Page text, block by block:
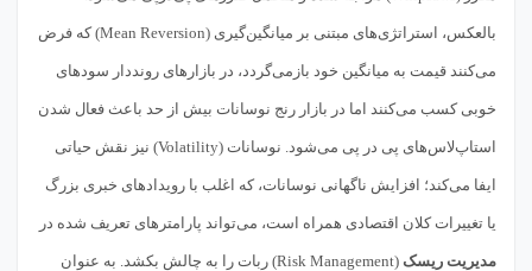
بالعکس، استراتژی‌های مبتنی بر میانگین‌گیری (Mean Reversion) که فرض
می‌کنند قیمت به میانگین خود بازمی‌گردد، در بازارهای رونددار سودهای
خوبی کسب می‌کنند اما در بازار رنج نوسانات بیش از حد باعث فعال شدن
استاپ‌لاس‌های پی در پی می‌شود. نوسانات (Volatility) نیز نقش حیاتی
ایفا می‌کند؛ افزایش ناگهانی نوسانات، که اغلب با رویدادهای خبری بزرگ
یا تغییرات کلان اقتصادی همراه است، می‌تواند پارامترهای تعریف شده در
مدیریت ریسک (Risk Management) ربات را به چالش بکشد. به عنوان